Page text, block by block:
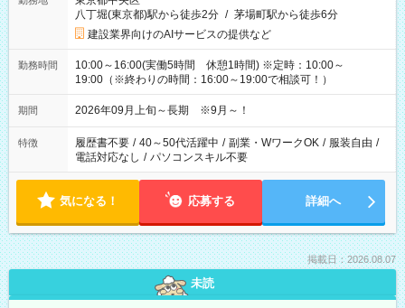
八丁堀(東京都)駅から徒歩2分 / 茅場町駅から徒歩6分
建設業界向けのAIサービスの提供など
勤務時間
10:00～16:00(実働5時間 休憩1時間) ※定時：10:00～
19:00（※終わりの時間：16:00～19:00で相談可！）
期間 2026年09月上旬～長期 ※9月～！
特徴 履歴書不要 / 40～50代活躍中 / 副業・WワークOK / 服装自由 /
電話対応なし / パソコンスキル不要
気になる！ 応募する 詳細へ
掲載日：2026.08.07
未読